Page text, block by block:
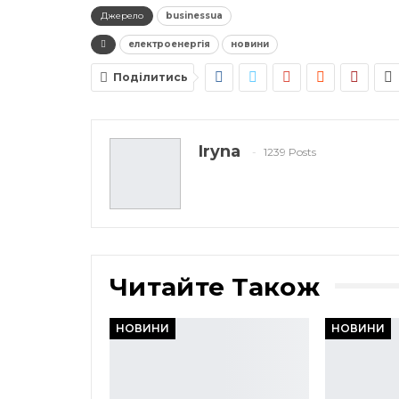
Джерело businessua
електроенергія новини
Поділитись
Iryna 1239 Posts
Читайте Також
НОВИНИ НОВИНИ